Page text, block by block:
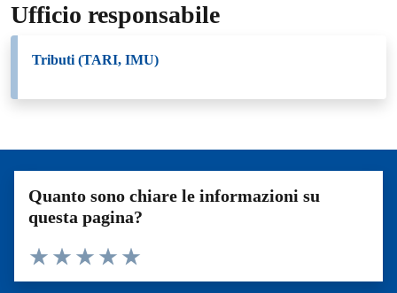
Ufficio responsabile
Tributi (TARI, IMU)
Quanto sono chiare le informazioni su
questa pagina?